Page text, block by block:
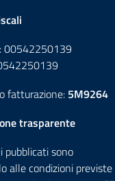
00542250139
fatturazione: 5M9264
trasparente
pubblicati sono
alle condizioni previste